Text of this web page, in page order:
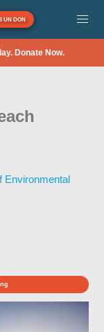
UN DON
Donate Now.
Environmental